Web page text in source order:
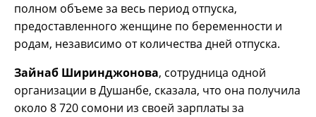
полном объеме за весь период отпуска,
предоставленного женщине по беременности и
родам, независимо от количества дней отпуска.
Зайнаб Ширинджонова, сотрудница одной
организации в Душанбе, сказала, что она получила
около 8 720 сомони из своей зарплаты за